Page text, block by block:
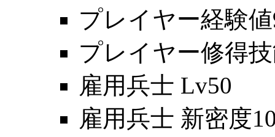
プレイヤー経験値
プレイヤー修得
雇用兵士 Lv50
雇用兵士 新密度